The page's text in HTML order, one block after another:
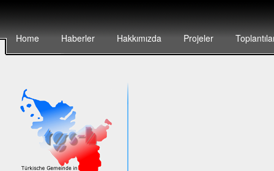
Home Haberler Hakkımızda Projeler